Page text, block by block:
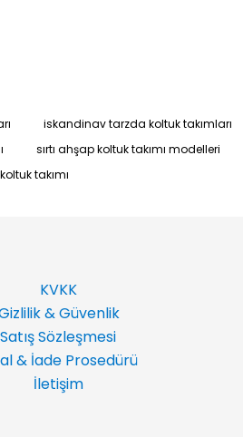
iskandinav tarzda koltuk takımları
sırtı ahşap koltuk takımı modelleri
takımı
KVKK
& Güvenlik
Satış Sözleşmesi
& İade Prosedürü
İletişim